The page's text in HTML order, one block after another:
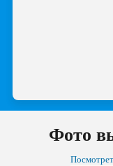
Фото